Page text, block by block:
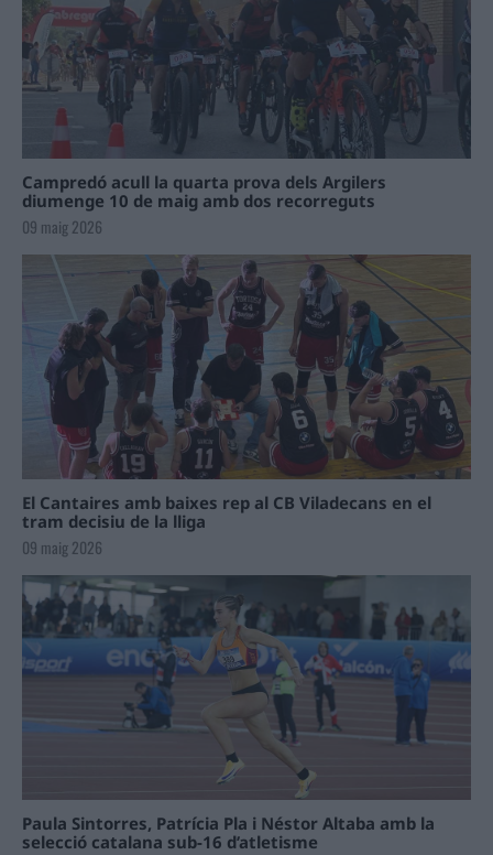
Campredó acull la quarta prova dels Argilers
diumenge 10 de maig amb dos recorreguts
09 maig 2026
El Cantaires amb baixes rep al CB Viladecans en el
tram decisiu de la lliga
09 maig 2026
Paula Sintorres, Patrícia Pla i Néstor Altaba amb la
selecció catalana sub-16 d’atletisme